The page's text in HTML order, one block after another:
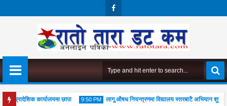
Boo
प्रादेशिक कार्यालयमा छापा 9:50 PM लागू औषध नियन्त्रणमा विद्यालय स्तरबाटै अभियान शुरु